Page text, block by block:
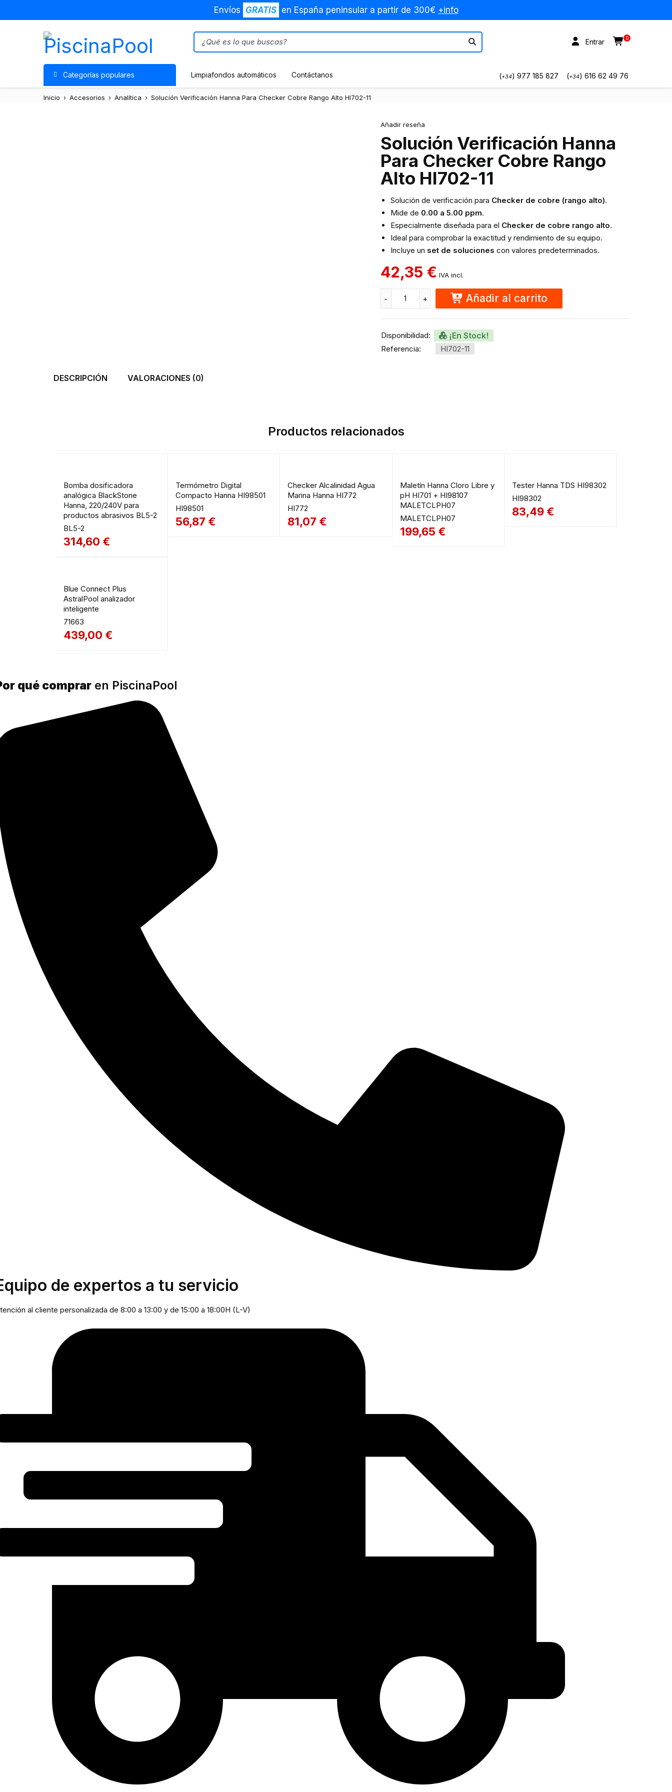
Envíos GRATIS en España peninsular a partir de 300€ +info
0
Entrar
Categorías populares Limpiafondos automáticos Contáctanos (+34) 977 185 827 (+34) 616 62 49 76
Inicio › Accesorios › Analítica › Solución Verificación Hanna Para Checker Cobre Rango Alto HI702-11
Añadir reseña
Solución Verificación Hanna
Para Checker Cobre Rango
Alto HI702-11
Solución de verificación para Checker de cobre (rango alto).
Mide de 0.00 a 5.00 ppm.
Especialmente diseñada para el Checker de cobre rango alto.
Ideal para comprobar la exactitud y rendimiento de su equipo.
Incluye un set de soluciones con valores predeterminados.
42,35 € IVA incl.
Añadir al carrito
Disponibilidad: ¡En Stock!
Referencia: HI702-11
DESCRIPCIÓN VALORACIONES (0)
Productos relacionados
Bomba dosificadora
analógica BlackStone
Hanna, 220/240V para
productos abrasivos BL5-2
BL5-2
314,60 €
Termómetro Digital
Compacto Hanna HI98501
HI98501
56,87 €
Checker Alcalinidad Agua
Marina Hanna HI772
HI772
81,07 €
Maletín Hanna Cloro Libre y
pH HI701 + HI98107
MALETCLPH07
MALETCLPH07
199,65 €
Tester Hanna TDS HI98302
HI98302
83,49 €
Blue Connect Plus
AstralPool analizador
inteligente
71663
439,00 €
qué comprar en PiscinaPool
de expertos a tu servicio
al cliente personalizada de 8:00 a 13:00 y de 15:00 a 18:00H (L-V)